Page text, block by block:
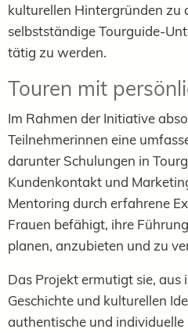
kulturellen Hintergründen zu
selbstständige Tourguide-
tätig zu werden.
Touren mit
Im Rahmen der Initiative
Teilnehmerinnen eine
darunter Schulungen in
Kundenkontakt und
Mentoring durch erfahrene
Frauen befähigt, ihre
planen, anzubieten und zu
Das Projekt ermutigt sie, aus
Geschichte und kulturellen
authentische und